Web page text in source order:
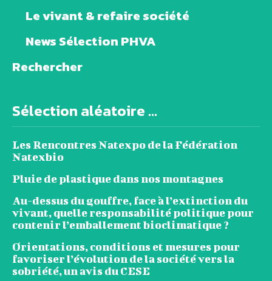
Le vivant & refaire société
News Sélection PHVA
Rechercher
Sélection aléatoire ...
Les Rencontres Natexpo de la Fédération
Natexbio
Pluie de plastique dans nos montagnes
Au-dessus du gouffre, face à l’extinction du
vivant, quelle responsabilité politique pour
contenir l’emballement bioclimatique ?
Orientations, conditions et mesures pour
favoriser l’évolution de la société vers la
sobriété, un avis du CESE